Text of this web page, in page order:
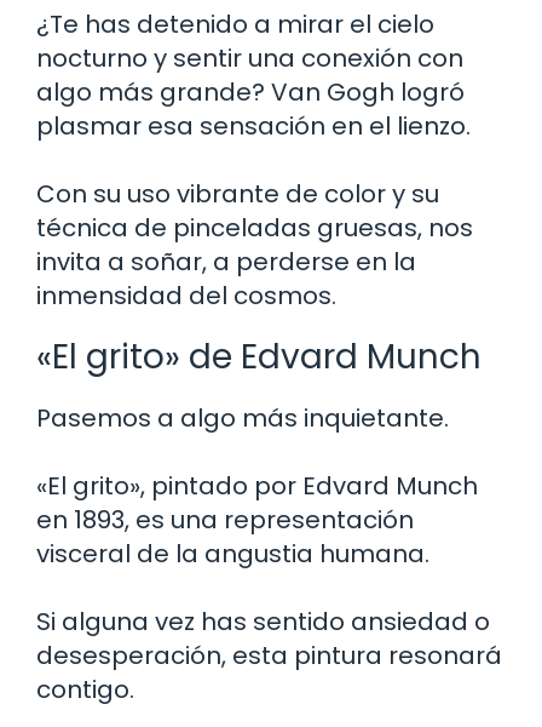
¿Te has detenido a mirar el cielo
nocturno y sentir una conexión con
algo más grande? Van Gogh logró
plasmar esa sensación en el lienzo.
Con su uso vibrante de color y su
técnica de pinceladas gruesas, nos
invita a soñar, a perderse en la
inmensidad del cosmos.
«El grito» de Edvard Munch
Pasemos a algo más inquietante.
«El grito», pintado por Edvard Munch
en 1893, es una representación
visceral de la angustia humana.
Si alguna vez has sentido ansiedad o
desesperación, esta pintura resonará
contigo.